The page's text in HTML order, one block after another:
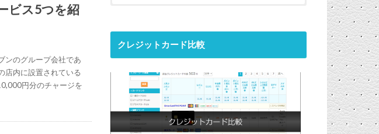
ビス5つを紹
ンのグループ会社であ
店内に設置されている
円分のチャージを
クレジットカード比較